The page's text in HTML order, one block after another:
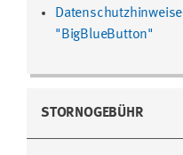
Datenschutzhinweise
"BigBlueButton"
STORNOGEBÜHR